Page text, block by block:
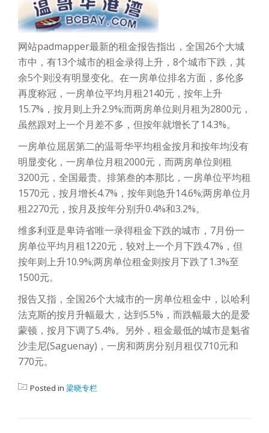
网站padmapper最新的租金报告指出，全国26个大城
市中，有13个城市的租金录得上升，8个城市下跌，其
余5个则没有明显变化。在一房单位排名方面，多伦多
再度称冠，一房单位平均月租2140元，按年上升
15.7%，按月则上升2.9%;而两房单位则月租为2800元，
虽然跟对上一个月差不多，但按年就增长了14.3%。
一房单位屈居第二的温哥华平均租金按月和按年均没有
明显变化，一房单位月租2000元，而两房单位则租
3200元，全国最贵。排第叁的本那比，一房单位平均租
1570元，按月增长4.7%，按年则急升14.6%;两房单位月
租2270元，按月及按年分别升0.4%和3.2%。
维多利亚是卑诗省唯一录得租金下跌的城市，7月份一
房单位平均月租1220元，较对上一个月下跌4.7%，但
按年则上升10.9%;两房单位租金则按月下跌了1.3%至
1500元。
报告又指，全国26个大城市的一房单位租金中，以哈利
法克斯的按月升幅最大，达到5.5%，而跌幅最大的是爱
蒙顿，按月下调了5.4%。另外，租金最低的城市是魁省
沙圭尼(Saguenay)，一房和两房分别月租仅710元和
770元。
Posted in 梁晓专栏